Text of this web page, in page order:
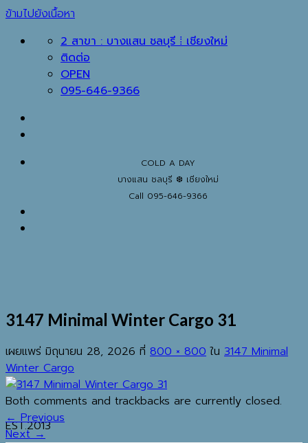
ข้ามไปยังเนื้อหา
2 สาขา : บางแสน ชลบุรี ⁞ เชียงใหม่
ติดต่อ
OPEN
095-646-9366
COLD A DAY
บางแสน ชลบุรี ❆ เชียงใหม่
Call 095-646-9366
EST.2013
3147 Minimal Winter Cargo 31
เผยแพร่ มิถุนายน 28, 2026 ที่ 800 × 800 ใน 3147 Minimal
Winter Cargo
Both comments and trackbacks are currently closed.
←Previous
Next→